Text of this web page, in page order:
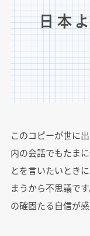
このコピーが世に
内の会話でもたま
とを言いたいとき
まうから不思議で
の確固たる自信が